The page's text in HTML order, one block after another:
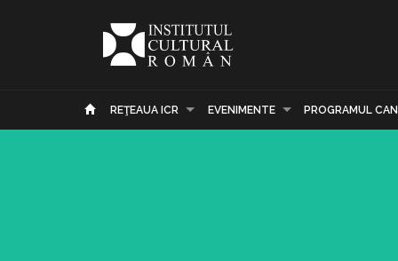
REŢEAUA ICR EVENIMENTE PROGRAMUL